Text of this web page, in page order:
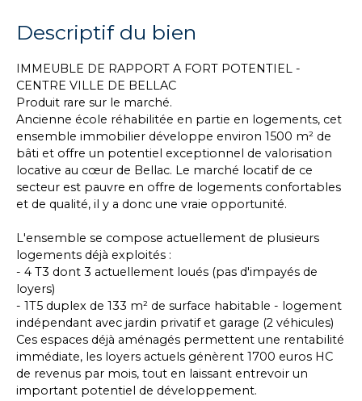
Descriptif du bien
IMMEUBLE DE RAPPORT A FORT POTENTIEL -
CENTRE VILLE DE BELLAC
Produit rare sur le marché.
Ancienne école réhabilitée en partie en logements, cet
ensemble immobilier développe environ 1500 m² de
bâti et offre un potentiel exceptionnel de valorisation
locative au cœur de Bellac. Le marché locatif de ce
secteur est pauvre en offre de logements confortables
et de qualité, il y a donc une vraie opportunité.
L'ensemble se compose actuellement de plusieurs
logements déjà exploités :
- 4 T3 dont 3 actuellement loués (pas d'impayés de
loyers)
- 1T5 duplex de 133 m² de surface habitable - logement
indépendant avec jardin privatif et garage (2 véhicules)
Ces espaces déjà aménagés permettent une rentabilité
immédiate, les loyers actuels génèrent 1700 euros HC
de revenus par mois, tout en laissant entrevoir un
important potentiel de développement.